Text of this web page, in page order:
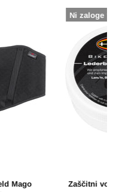
Usnjeni brezrokavnik Held